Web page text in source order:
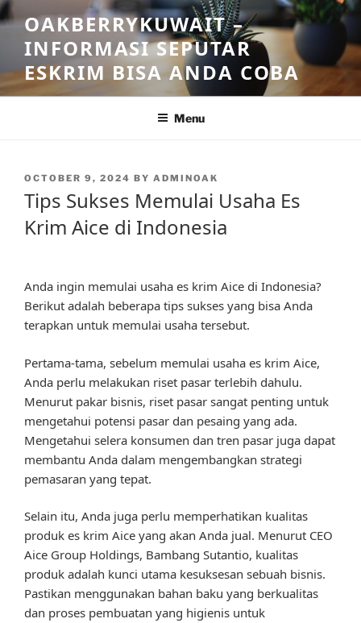
Skip
to
content
OAKBERRYKUWAIT –
INFORMASI SEPUTAR
ESKRIM BISA ANDA COBA
Menu
POSTED
ON
OCTOBER 9, 2024 BY ADMINOAK
Tips Sukses Memulai Usaha Es
Krim Aice di Indonesia
Anda ingin memulai usaha es krim Aice di Indonesia?
Berikut adalah beberapa tips sukses yang bisa Anda
terapkan untuk memulai usaha tersebut.
Pertama-tama, sebelum memulai usaha es krim Aice,
Anda perlu melakukan riset pasar terlebih dahulu.
Menurut pakar bisnis, riset pasar sangat penting untuk
mengetahui potensi pasar dan pesaing yang ada.
Mengetahui selera konsumen dan tren pasar juga dapat
membantu Anda dalam mengembangkan strategi
pemasaran yang tepat.
Selain itu, Anda juga perlu memperhatikan kualitas
produk es krim Aice yang akan Anda jual. Menurut CEO
Aice Group Holdings, Bambang Sutantio, kualitas
produk adalah kunci utama kesuksesan sebuah bisnis.
Pastikan menggunakan bahan baku yang berkualitas
dan proses pembuatan yang higienis untuk